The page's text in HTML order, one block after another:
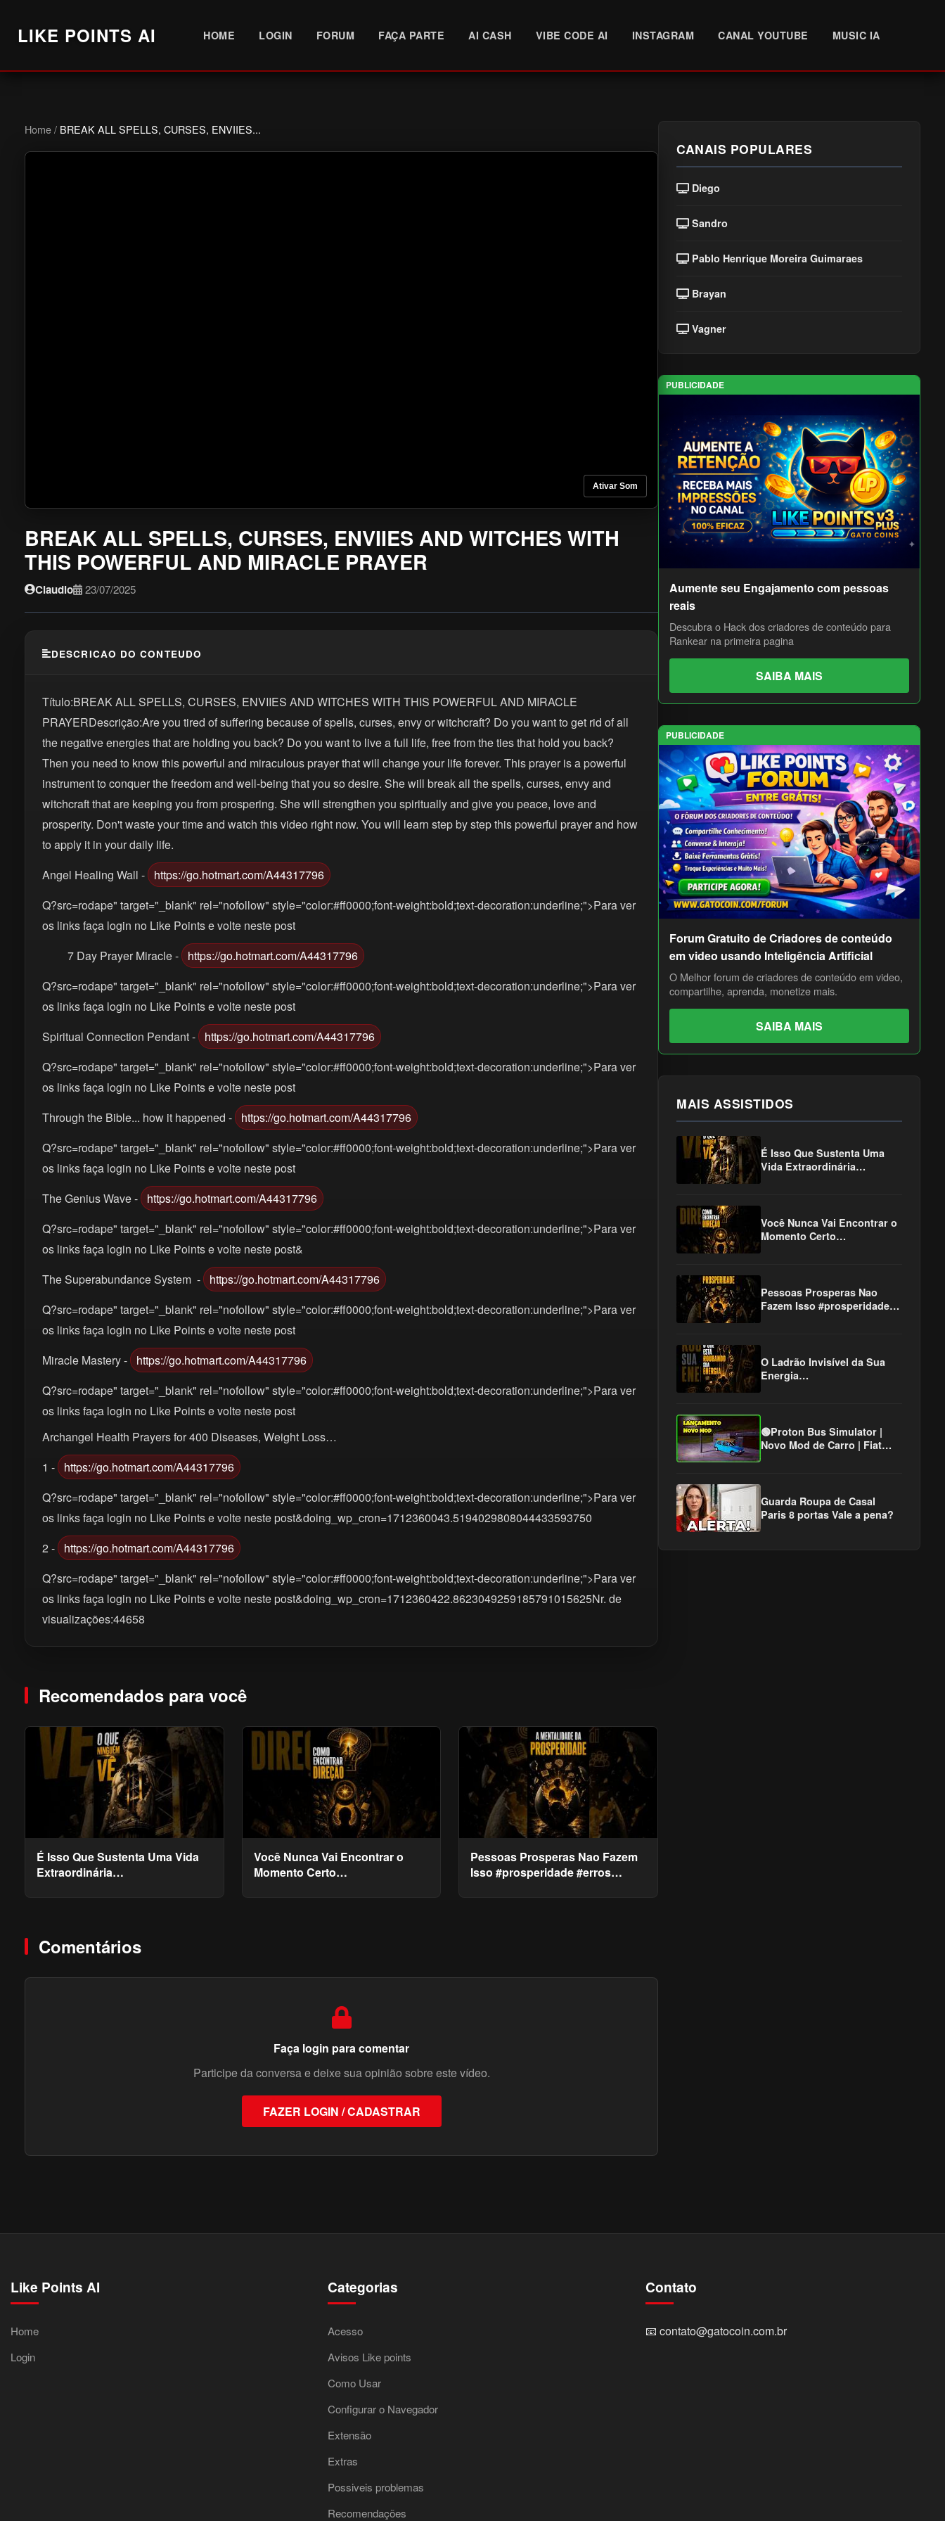
LIKE POINTS AI HOME LOGIN FORUM FAÇA PARTE AI CASH VIBE CODE AI INSTAGRAM CANAL YOUTUBE MUSIC IA
Home/ BREAK ALL SPELLS, CURSES, ENVIIES...
Ativar Som
BREAK ALL SPELLS, CURSES, ENVIIES AND WITCHES WITH
THIS POWERFUL AND MIRACLE PRAYER
Claudio 23/07/2025
DESCRICAO DO CONTEUDO
Título:BREAK ALL SPELLS, CURSES, ENVIIES AND WITCHES WITH THIS POWERFUL AND MIRACLE
PRAYERDescrição:Are you tired of suffering because of spells, curses, envy or witchcraft? Do you want to get rid of all
the negative energies that are holding you back? Do you want to live a full life, free from the ties that hold you back?
Then you need to know this powerful and miraculous prayer that will change your life forever. This prayer is a powerful
instrument to conquer the freedom and well-being that you so desire. She will break all the spells, curses, envy and
witchcraft that are keeping you from prospering. She will strengthen you spiritually and give you peace, love and
prosperity. Don't waste your time and watch this video right now. You will learn step by step this powerful prayer and how
to apply it in your daily life.
Angel Healing Wall -
https://go.hotmart.com/A44317796
Q?src=rodape" target="_blank" rel="nofollow" style="color:#ff0000;font-weight:bold;text-decoration:underline;">Para ver
os links faça login no Like Points e volte neste post
7 Day Prayer Miracle -
https://go.hotmart.com/A44317796
Q?src=rodape" target="_blank" rel="nofollow" style="color:#ff0000;font-weight:bold;text-decoration:underline;">Para ver
os links faça login no Like Points e volte neste post
Spiritual Connection Pendant -
https://go.hotmart.com/A44317796
Q?src=rodape" target="_blank" rel="nofollow" style="color:#ff0000;font-weight:bold;text-decoration:underline;">Para ver
os links faça login no Like Points e volte neste post
Through the Bible... how it happened -
https://go.hotmart.com/A44317796
Q?src=rodape" target="_blank" rel="nofollow" style="color:#ff0000;font-weight:bold;text-decoration:underline;">Para ver
os links faça login no Like Points e volte neste post
The Genius Wave -
https://go.hotmart.com/A44317796
Q?src=rodape" target="_blank" rel="nofollow" style="color:#ff0000;font-weight:bold;text-decoration:underline;">Para ver
os links faça login no Like Points e volte neste post&
The Superabundance System -
https://go.hotmart.com/A44317796
Q?src=rodape" target="_blank" rel="nofollow" style="color:#ff0000;font-weight:bold;text-decoration:underline;">Para ver
os links faça login no Like Points e volte neste post
Miracle Mastery -
https://go.hotmart.com/A44317796
Q?src=rodape" target="_blank" rel="nofollow" style="color:#ff0000;font-weight:bold;text-decoration:underline;">Para ver
os links faça login no Like Points e volte neste post
Archangel Health Prayers for 400 Diseases, Weight Loss…
1 -
https://go.hotmart.com/A44317796
Q?src=rodape" target="_blank" rel="nofollow" style="color:#ff0000;font-weight:bold;text-decoration:underline;">Para ver
os links faça login no Like Points e volte neste post&doing_wp_cron=1712360043.5194029808044433593750
2 -
https://go.hotmart.com/A44317796
Q?src=rodape" target="_blank" rel="nofollow" style="color:#ff0000;font-weight:bold;text-decoration:underline;">Para ver
os links faça login no Like Points e volte neste post&doing_wp_cron=1712360422.8623049259185791015625Nr. de
visualizações:44658
Recomendados para você
É Isso Que Sustenta Uma Vida
Extraordinária
Você Nunca Vai Encontrar o
Momento Certo
Pessoas Prosperas Nao Fazem
Isso #prosperidade #erros
Comentários
Faça login para comentar
Participe da conversa e deixe sua opinião sobre este vídeo.
FAZER LOGIN / CADASTRAR
CANAIS POPULARES
Diego
Sandro
Pablo Henrique Moreira Guimaraes
Brayan
Vagner
PUBLICIDADE
Aumente seu Engajamento com pessoas
reais
Descubra o Hack dos criadores de conteúdo para
Rankear na primeira pagina
SAIBA MAIS
PUBLICIDADE
Forum Gratuito de Criadores de conteúdo
em video usando Inteligência Artificial
O Melhor forum de criadores de conteúdo em video,
compartilhe, aprenda, monetize mais.
SAIBA MAIS
MAIS ASSISTIDOS
É Isso Que Sustenta Uma
Vida Extraordinária
Você Nunca Vai Encontrar o
Momento Certo
Pessoas Prosperas Nao
Fazem Isso #prosperidade
O Ladrão Invisível da Sua
Energia
🟢Proton Bus Simulator |
Novo Mod de Carro | Fiat
Guarda Roupa de Casal
Paris 8 portas Vale a pena?
Like Points AI
Home
Login
Categorias
Acesso
Avisos Like points
Como Usar
Configurar o Navegador
Extensão
Extras
Possiveis problemas
Recomendações
Contato
📧 contato@gatocoin.com.br